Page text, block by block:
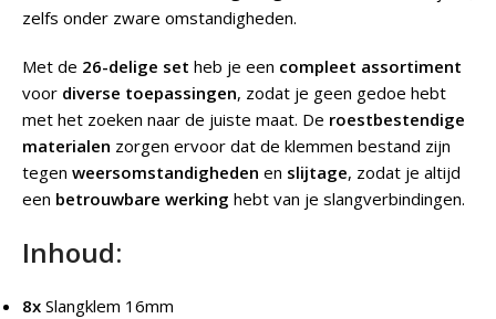
zelfs onder zware omstandigheden.
Met de 26-delige set heb je een compleet assortiment
voor diverse toepassingen, zodat je geen gedoe hebt
met het zoeken naar de juiste maat. De roestbestendige
materialen zorgen ervoor dat de klemmen bestand zijn
tegen weersomstandigheden en slijtage, zodat je altijd
een betrouwbare werking hebt van je slangverbindingen.
Inhoud:
8x Slangklem 16mm